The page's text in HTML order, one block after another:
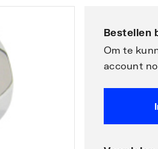
Bestellen
Om te
account